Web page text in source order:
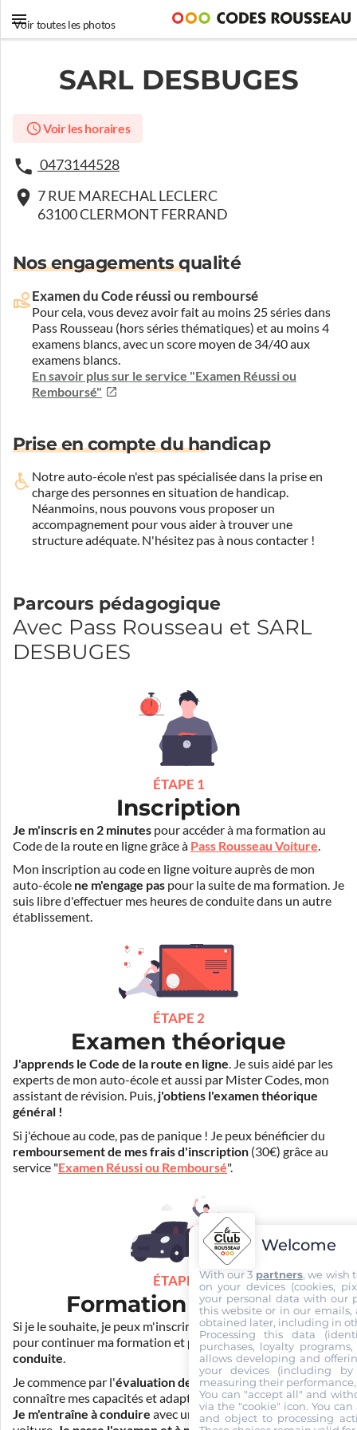
Voir toutes les photos
SARL DESBUGES
Voir les horaires
0473144528
7 RUE MARECHAL LECLERC
63100 CLERMONT FERRAND
Nos engagements qualité
Examen du Code réussi ou remboursé
Pour cela, vous devez avoir fait au moins 25 séries dans
Pass Rousseau (hors séries thématiques) et au moins 4
examens blancs, avec un score moyen de 34/40 aux
examens blancs.
En savoir plus sur le service "Examen Réussi ou
Remboursé"
Prise en compte du handicap
Notre auto-école n'est pas spécialisée dans la prise en
charge des personnes en situation de handicap.
Néanmoins, nous pouvons vous proposer un
accompagnement pour vous aider à trouver une
structure adéquate. N'hésitez pas à nous contacter !
Parcours pédagogique
Avec Pass Rousseau et SARL
DESBUGES
ÉTAPE 1
Inscription
Je m'inscris en 2 minutes pour accéder à ma formation au
Code de la route en ligne grâce à Pass Rousseau Voiture.
Mon inscription au code en ligne voiture auprès de mon
auto-école ne m'engage pas pour la suite de ma formation. Je
suis libre d'effectuer mes heures de conduite dans un autre
établissement.
ÉTAPE 2
Examen théorique
J'apprends le Code de la route en ligne. Je suis aidé par les
experts de mon auto-école et aussi par Mister Codes, mon
assistant de révision. Puis, j'obtiens l'examen théorique
général !
Si j'échoue au code, pas de panique ! Je peux bénéficier du
remboursement de mes frais d'inscription (30€) grâce au
service "Examen Réussi ou Remboursé".
ÉTAPE 3
Formation pratique
Si je le souhaite, je peux m'inscrire auprès de mon auto-école
pour continuer ma formation et prendre des cours de
conduite.
Je commence par l'évaluation de départpour mieux
connaître mes capacités et adapter la durée de ma formation.
Je m'entraîne à conduire avec un simulateur et/ou en
Welcome
With our 3 partners, we wish
on your devices (cookies,
your personal data with our
this website or in our emails,
obtained later, including in
Processing this data
purchases, loyalty
allows developing and
your devices (including
measuring their
You can "accept all" and
via the "cookie" icon. You
and object to processing